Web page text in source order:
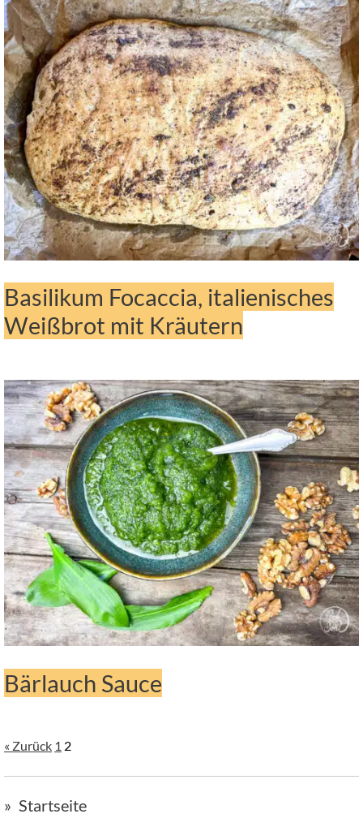
Basilikum Focaccia, italienisches
Weißbrot mit Kräutern
Bärlauch Sauce
« Zurück 1 2
Startseite